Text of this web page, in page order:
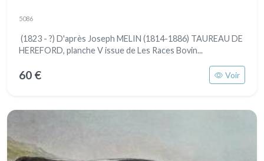
5086
(1823 - ?) D'après Joseph MELIN (1814-1886) TAUREAU DE
HEREFORD, planche V issue de Les Races Bovin...
60 € Voir